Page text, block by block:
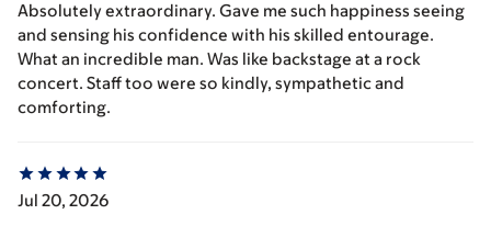
Absolutely extraordinary. Gave me such happiness seeing
and sensing his confidence with his skilled entourage.
What an incredible man. Was like backstage at a rock
concert. Staff too were so kindly, sympathetic and
comforting.
Jul 20, 2026